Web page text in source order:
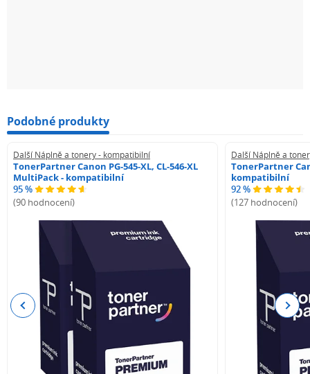
Podobné produkty
Další Náplně a tonery - kompatibilní
TonerPartner Canon PG-545-XL, CL-546-XL
MultiPack - kompatibilní
95 %
(90 hodnocení)
Další Náplně a
TonerPartner
kompatibilní
92 %
(127 hodnocení)
Previous Next